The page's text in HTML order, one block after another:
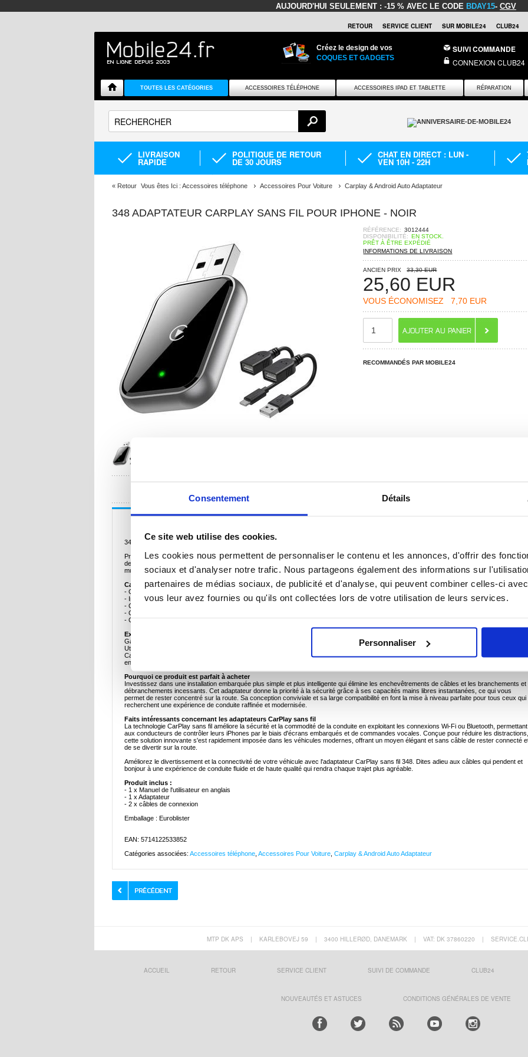
Consentement Détails
Ce site web utilise des cookies.
Les cookies nous permettent de personnaliser le contenu et les annonces, d'offrir des
sociaux et d'analyser notre trafic. Nous partageons également des informations sur
partenaires de médias sociaux, de publicité et d'analyse, qui peuvent combiner celles-ci
vous leur avez fournies ou qu'ils ont collectées lors de votre utilisation de leurs services.
Personnaliser
AUJOURD'HUI SEULEMENT : -15 % AVEC LE CODE BDAY15- CGV
RETOUR SERVICE CLIENT SUR MOBILE24 CLUB24
Créez le design de vos
COQUES ET GADGETS
SUIVI COMMANDE
CONNEXION CLUB24
TOUTES LES CATÉGORIES ACCESSOIRES TÉLÉPHONE ACCESSOIRES IPAD ET TABLETTE RÉPARATION
LIVRAISON
RAPIDE
POLITIQUE DE RETOUR
DE 30 JOURS
CHAT EN DIRECT : LUN -
VEN 10H - 22H
« Retour Vous êtes Ici : Accessoires téléphone Accessoires Pour Voiture Carplay & Android Auto Adaptateur
348 ADAPTATEUR CARPLAY SANS FIL POUR IPHONE - NOIR
RÉFÉRENCE: 3012444
DISPONIBILITÉ: EN STOCK.
PRÊT À ÊTRE EXPÉDIÉ
INFORMATIONS DE LIVRAISON
ANCIEN PRIX 33,30 EUR
25,60 EUR
VOUS ÉCONOMISEZ 7,70 EUR
RECOMMANDÉS PAR MOBILE24
Description
348 Wireless CarPlay Adapter for iPhone - Convert Wired to Wireless, USB-C and USB-A Adapter
Profitez d'une connectivité sans souci et d'une expérience de conduite améliorée grâce à l'adaptateur CarPlay sans fil 348. Débarrassez-
des câbles encombrants et transformez votre système CarPlay intégré habituel en une solution sans fil. De l'installation facile à la diffusion de
musique en continu, cet adaptateur offre un moyen pratique, compact et très efficace de rester connecté sur la route.
Caractéristiques et spécifications clés
- Convertit CarPlay filaire en un système entièrement sans fil pour votre iPhone
- Installation rapide plug-and-play, sans pilote ni application supplémentaire
- Connexion stable et à faible latence pour un streaming musical fluide et des appels mains libres.
- Conception compacte, idéale pour un placement discret
- Compatible avec la plupart des véhicules CarPlay intégrés pour une plus grande accessibilité
Exemples d'utilisation idéaux
Gardez les mains sur le volant tout en bénéficiant d'un accès ininterrompu à vos applications préférées, à la navigation GPS et à la musique.
Utilisez les commandes vocales pour des appels téléphoniques et des réponses aux messages plus sûrs et plus efficaces. L'adaptateur
CarPlay sans fil 348 est également parfait pour les trajets quotidiens ou les voyages en voiture, garantissant un tableau de bord sans
encombrement et une expérience embarquée réellement connectée.
Pourquoi ce produit est parfait à acheter
Investissez dans une installation embarquée plus simple et plus intelligente qui élimine les enchevêtrements de câbles et les branchements et
débranchements incessants. Cet adaptateur donne la priorité à la sécurité grâce à ses capacités mains libres instantanées, ce qui vous
permet de rester concentré sur la route. Sa conception conviviale et sa large compatibilité en font la mise à niveau parfaite pour tous ceux qui
recherchent une expérience de conduite raffinée et modernisée.
Faits intéressants concernant les adaptateurs CarPlay sans fil
La technologie CarPlay sans fil améliore la sécurité et la commodité de la conduite en exploitant les connexions Wi-Fi ou Bluetooth, permettant
aux conducteurs de contrôler leurs iPhones par le biais d'écrans embarqués et de commandes vocales. Conçue pour réduire les distractions,
cette solution innovante s'est rapidement imposée dans les véhicules modernes, offrant un moyen élégant et sans câble de rester connecté
de se divertir sur la route.
Améliorez le divertissement et la connectivité de votre véhicule avec l'adaptateur CarPlay sans fil 348. Dites adieu aux câbles qui pendent et
bonjour à une expérience de conduite fluide et de haute qualité qui rendra chaque trajet plus agréable.
Produit inclus :
- 1 x Manuel de l'utilisateur en anglais
- 1 x Adaptateur
- 2 x câbles de connexion
Emballage : Euroblister
EAN: 5714122533852
Catégories associées: Accessoires téléphone Accessoires Pour Voiture Carplay & Android Auto Adaptateur
MTP DK APS | KARLEBOVEJ 59 | 3400 HILLERØD, DANEMARK | VAT: DK 37860220 |
ACCUEIL RETOUR SERVICE CLIENT SUIVI DE COMMANDE CLUB24
NOUVEAUTÉS ET ASTUCES CONDITIONS GÉNÉRALES DE VENTE